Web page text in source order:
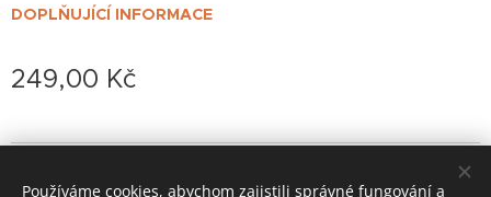
DOPLŇUJÍCÍ INFORMACE
249,00 Kč
Používáme cookies, abychom zajistili správné fungování a